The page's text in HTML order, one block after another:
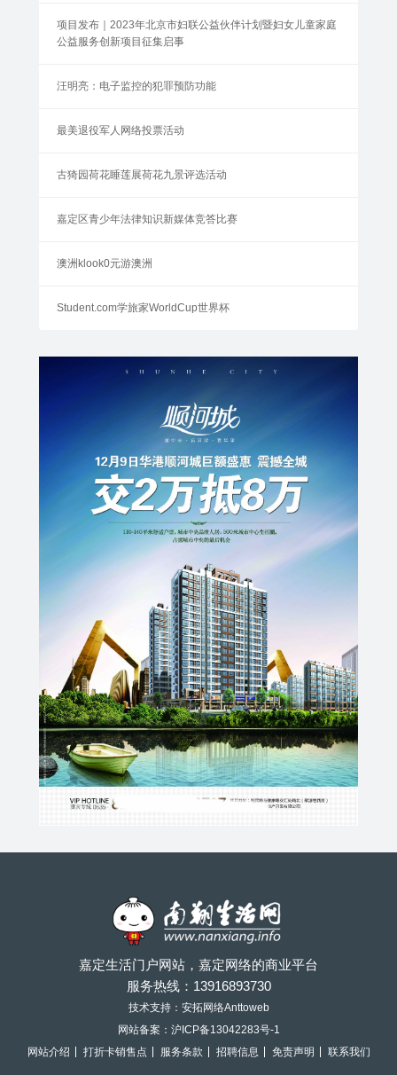
项目发布｜2023年北京市妇联公益伙伴计划暨妇女儿童家庭
公益服务创新项目征集启事
汪明亮：电子监控的犯罪预防功能
最美退役军人网络投票活动
古猗园荷花睡莲展荷花九景评选活动
嘉定区青少年法律知识新媒体竞答比赛
澳洲klook0元游澳洲
Student.com学旅家WorldCup世界杯
嘉定生活门户网站，嘉定网络的商业平台
服务热线： 13916893730
技术支持：安拓网络Anttoweb
网站备案： 沪ICP备13042283号-1
网站介绍
打折卡销售点 服务条款 招聘信息 免责声明 联系我们